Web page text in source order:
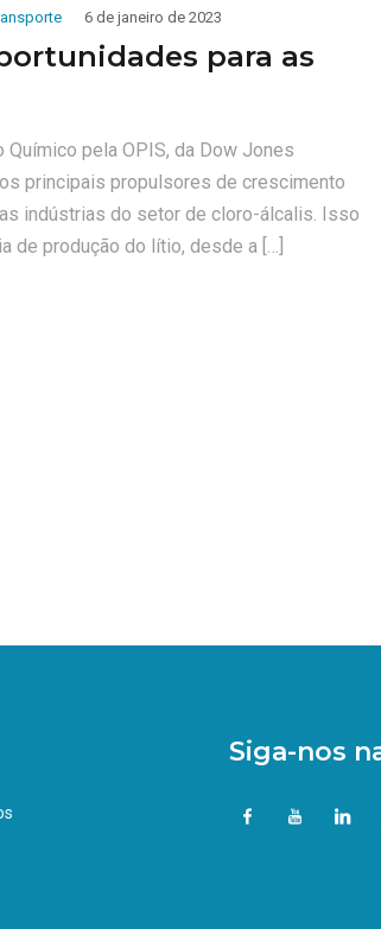
6 de janeiro de 2023
para as
pela OPIS, da Dow Jones
principais propulsores de crescimento
indústrias do setor de cloro-álcalis. Isso
de produção do lítio, desde a […]
Siga-nos